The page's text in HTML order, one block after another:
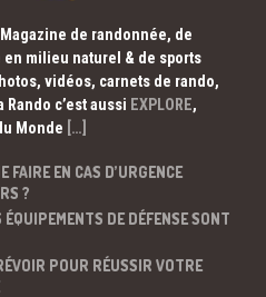
de randonnée, de
milieu naturel & de sports
vidéos, carnets de rando,
c’est aussi EXPLORE,
Monde […]
FAIRE EN CAS D’URGENCE
?
DE DÉFENSE SONT
POUR RÉUSSIR VOTRE